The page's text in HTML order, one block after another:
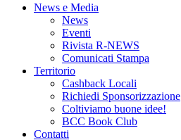
News e Media
News
Eventi
Rivista R-NEWS
Comunicati Stampa
Territorio
Cashback Locali
Richiedi Sponsorizzazione
Coltiviamo buone idee!
BCC Book Club
Contatti